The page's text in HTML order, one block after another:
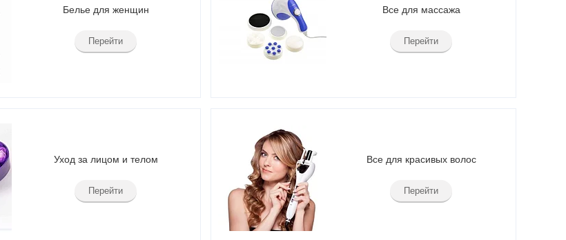
Белье для женщин
Перейти
Все для массажа
Перейти
Уход за лицом и телом
Перейти
Все для красивых волос
Перейти